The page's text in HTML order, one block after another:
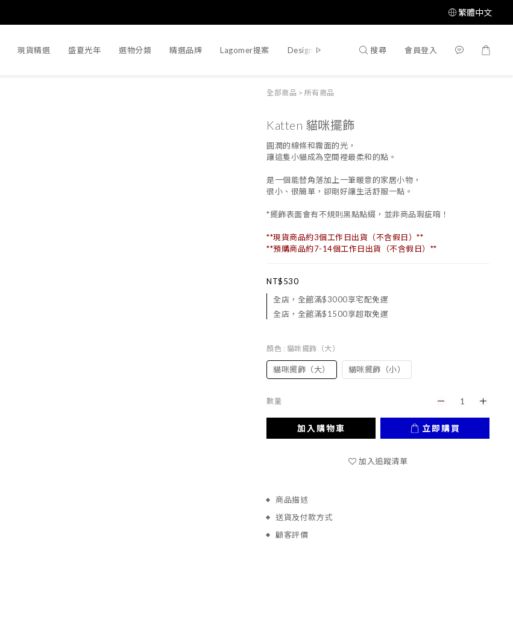
繁體中文
現貨精選 盛夏光年 選物分類 精選品牌 Lagomer提案 Designer提案 搜尋 會員登入
全部商品 > 所有商品
Katten 貓咪擺飾
圓潤的線條和霧面的光，
讓這隻小貓成為空間裡最柔和的點。
是一個能替角落加上一筆暖意的家居小物，
很小、很簡單，卻剛好讓生活舒服一點。
*擺飾表面會有不規則黑點點綴，並非商品瑕疵唷！
**現貨商品約3個工作日出貨（不含假日）**
**預購商品約7-14個工作日出貨（不含假日）**
NT$530
全店，全館滿$3000享宅配免運
全店，全館滿$1500享超取免運
顏色 : 貓咪擺飾（大）
貓咪擺飾（大） 貓咪擺飾（小）
數量
加入購物車 立即購買
加入追蹤清單
商品描述
送貨及付款方式
顧客評價